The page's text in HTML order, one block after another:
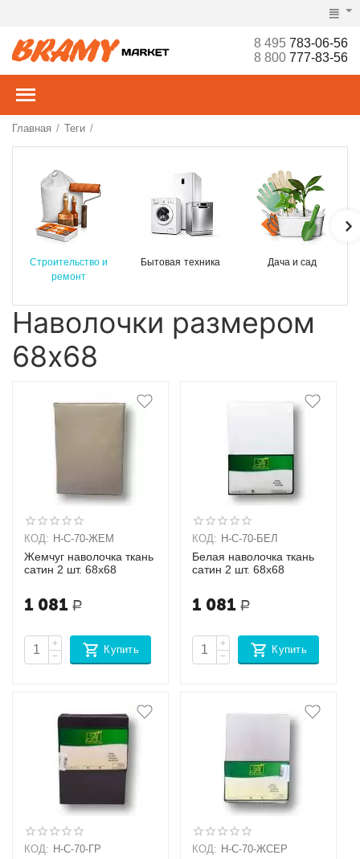
8 495783-06-56
8 800777-83-56
Главная / Теги /
Строительство и
ремонт
Бытовая техника Дача и сад
Наволочки размером
68х68
КОД: Н-С-70-ЖЕМ
Жемчуг наволочка ткань
сатин 2 шт. 68х68
1 081 Р
+
−
Купить
КОД: Н-С-70-БЕЛ
Белая наволочка ткань
сатин 2 шт. 68х68
1 081 Р
+
−
Купить
КОД: Н-С-70-ГР КОД: Н-С-70-ЖСЕР